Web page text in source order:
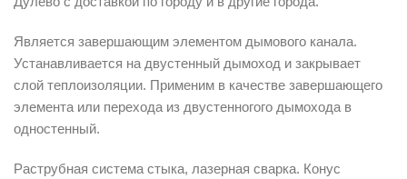
Является завершающим элементом дымового канала.
Устанавливается на двустенный дымоход и закрывает
слой теплоизоляции. Применим в качестве завершающего
элемента или перехода из двустенногого дымохода в
одностенный.
Раструбная система стыка, лазерная сварка. Конус